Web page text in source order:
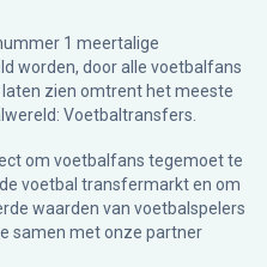
1 meertalige
worden, door alle voetbalfans
zien omtrent het meeste
Voetbaltransfers.
om voetbalfans tegemoet te
voetbal transfermarkt en om
waarden van voetbalspelers
samen met onze partner